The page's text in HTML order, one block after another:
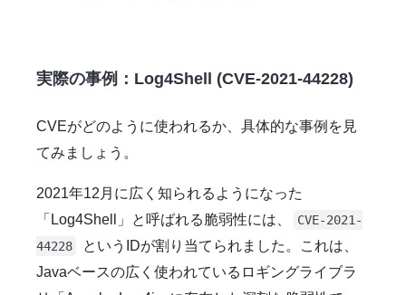
実際の事例：Log4Shell (CVE-2021-44228)
CVEがどのように使われるか、具体的な事例を見
てみましょう。
2021年12月に広く知られるようになった
「Log4Shell」と呼ばれる脆弱性には、
CVE-2021-
44228
というIDが割り当てられました。これは、
Javaベースの広く使われているロギングライブラ